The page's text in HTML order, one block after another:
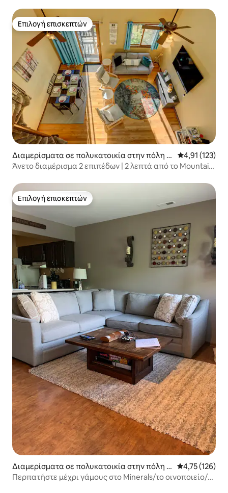
Επιλογή επισκεπτών
Επιλογή επισκεπτών
Διαμερίσματα σε πολυκατοικία στην πόλη V
ernon Township
Μέση
4,91 (123)
Άνετο διαμέρισμα 2 επιπέδων | 2 λεπτά από το Mountain
Επιλογή επισκεπτών
Επιλογή επισκεπτών
Διαμερίσματα σε πολυκατοικία στην πόλη V
ernon Township
Μέση
4,75 (126)
Περπατήστε μέχρι γάμους στο Minerals/το οινοποιείο/το